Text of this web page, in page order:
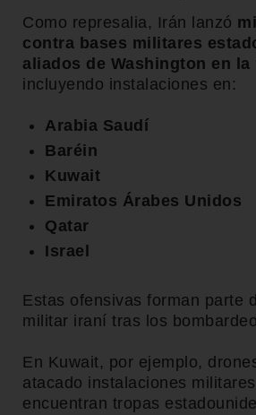
Como represalia, Irán lanzó
contra bases militares
aliados de Washington en la
incluyendo instalaciones en:
Arabia Saudí
Baréin
Kuwait
Emiratos Árabes Unidos
Qatar
Israel
Estas ofensivas forman parte
militar iraní tras los
En Kuwait, por ejemplo,
atacado instalaciones
encuentran tropas